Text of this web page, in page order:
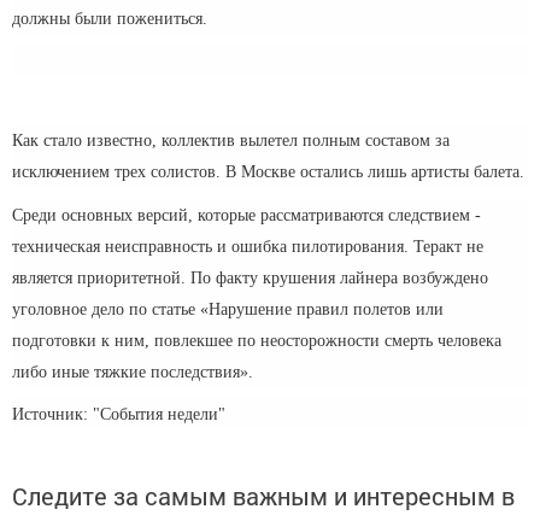
должны были пожениться.
Как стало известно, коллектив вылетел полным составом за
исключением трех солистов. В Москве остались лишь артисты балета.
Среди основных версий, которые рассматриваются следствием -
техническая неисправность и ошибка пилотирования. Теракт не
является приоритетной. По факту крушения лайнера возбуждено
уголовное дело по статье «Нарушение правил полетов или
подготовки к ним, повлекшее по неосторожности смерть человека
либо иные тяжкие последствия».
Источник: "События недели"
Следите за самым важным и интересным в